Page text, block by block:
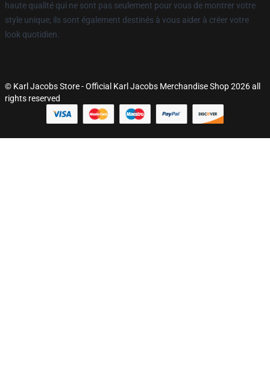
haute qualité qui ne sont pas seulement pour vous de montrer votre
style unique; ils sont également destinés à vous aider à créer votre
look quotidien.
© Karl Jacobs Store - Official Karl Jacobs Merchandise Shop 2026 all
rights reserved